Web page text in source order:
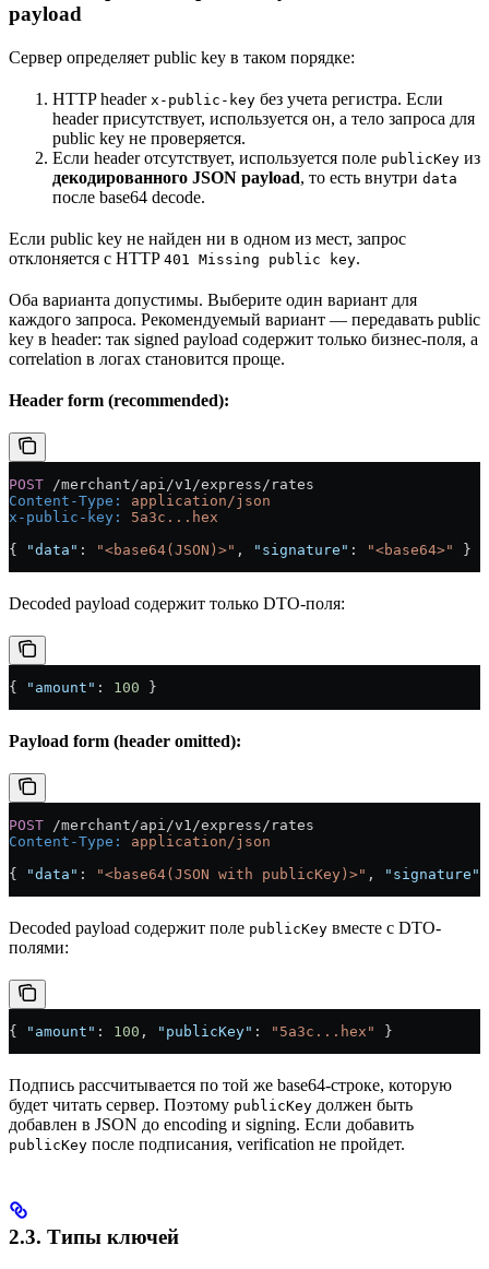
payload
Сервер определяет public key в таком порядке:
HTTP header x-public-key без учета регистра. Если
header присутствует, используется он, а тело запроса для
public key не проверяется.
Если header отсутствует, используется поле publicKey из
декодированного JSON payload, то есть внутри data
после base64 decode.
Если public key не найден ни в одном из мест, запрос
отклоняется с HTTP 401 Missing public key.
Оба варианта допустимы. Выберите один вариант для
каждого запроса. Рекомендуемый вариант — передавать public
key в header: так signed payload содержит только бизнес-поля, а
correlation в логах становится проще.
Header form (recommended):
POST /merchant/api/v1/express/rates
Content-Type :
application/json
x-public-key :
5a3c...hex
{
"data" : "<base64(JSON)>" , "signature" : "<base64>" }
Decoded payload содержит только DTO-поля:
{ "amount" : 100 }
Payload form (header omitted):
POST /merchant/api/v1/express/rates
Content-Type :
application/json
{
"data" : "<base64(JSON with publicKey)>" , "signature"
Decoded payload содержит поле publicKey вместе с DTO-
полями:
{ "amount" : 100 , "publicKey" : "5a3c...hex" }
Подпись рассчитывается по той же base64-строке, которую
будет читать сервер. Поэтому publicKey должен быть
добавлен в JSON до encoding и signing. Если добавить
publicKey после подписания, verification не пройдет.
2.3. Типы ключей